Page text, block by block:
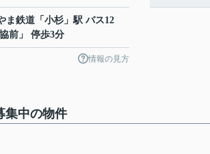
ま鉄道 「 小杉 」駅 バス12
前」 停歩3分
情報の見方
中の物件